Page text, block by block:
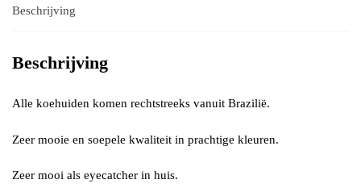
Beschrijving
Beschrijving
Alle koehuiden komen rechtstreeks vanuit Brazilië.
Zeer mooie en soepele kwaliteit in prachtige kleuren.
Zeer mooi als eyecatcher in huis.